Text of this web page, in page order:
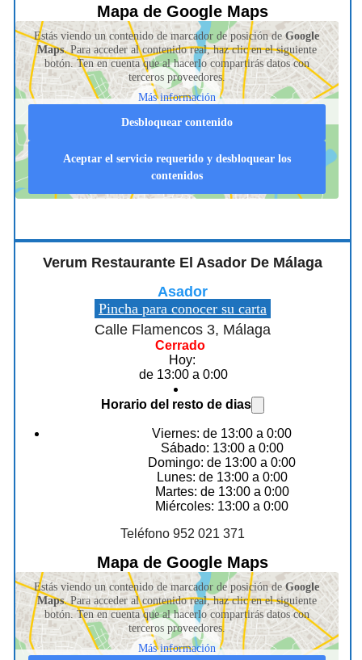
Mapa de Google Maps
Estás viendo un contenido de marcador de posición deGoogle
Maps. Para acceder al contenido real, haz clic en el siguiente
botón. Ten en cuenta que al hacerlo compartirás datos con
terceros proveedores.
Más información
Desbloquear contenido
Aceptar el servicio requerido y desbloquear los
contenidos
Verum Restaurante El Asador De Málaga
Asador
Pincha para conocer su carta
Calle Flamencos 3, Málaga
Cerrado
Hoy:
de 13:00 a 0:00
Horario del resto de dias
Viernes: de 13:00 a 0:00
Sábado: 13:00 a 0:00
Domingo: de 13:00 a 0:00
Lunes: de 13:00 a 0:00
Martes: de 13:00 a 0:00
Miércoles: 13:00 a 0:00
Teléfono 952 021 371
Mapa de Google Maps
Estás viendo un contenido de marcador de posición deGoogle
Maps. Para acceder al contenido real, haz clic en el siguiente
botón. Ten en cuenta que al hacerlo compartirás datos con
terceros proveedores.
Más información